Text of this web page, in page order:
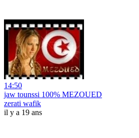
14:50
jaw tounssi 100% MEZOUED
zerati wafik
il y a 19 ans